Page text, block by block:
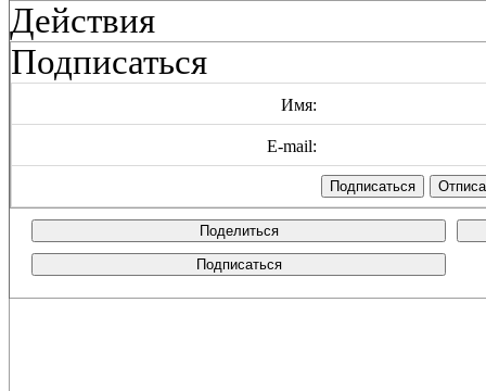
Действия
Подписаться
Имя:
E-mail:
Поделиться
Подписаться